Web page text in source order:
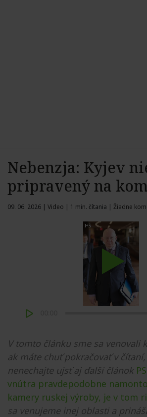
Nebenzja: Kyjev
pripravený na
09. 06. 2026 | Video | 1 min. čítania | Žiadne
Play
V tomto článku sme sa venovali
ak máte chuť pokračovať v
nenechajte ujsť aj ďalší článok
vnútra pravdepodobne
kamery ruskej výroby, je v tom
sa venujeme inej oblasti a